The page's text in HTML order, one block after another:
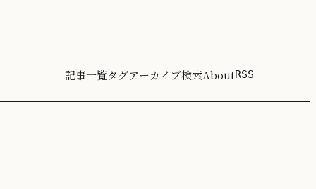
記事一覧タグアーカイブ検索AboutRSS